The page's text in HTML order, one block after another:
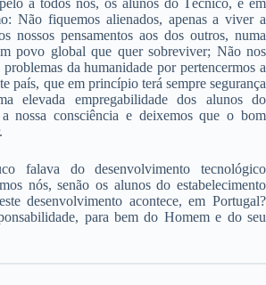
a todos nós, os alunos do Técnico, e em
Não fiquemos alienados, apenas a viver a
nossos pensamentos aos dos outros, numa
povo global que quer sobreviver; Não nos
da humanidade por pertencermos a
país, que em princípio terá sempre segurança
elevada empregabilidade dos alunos do
nossa consciência e deixemos que o bom
falava do desenvolvimento tecnológico
nós, senão os alunos do estabelecimento
desenvolvimento acontece, em Portugal?
para bem do Homem e do seu